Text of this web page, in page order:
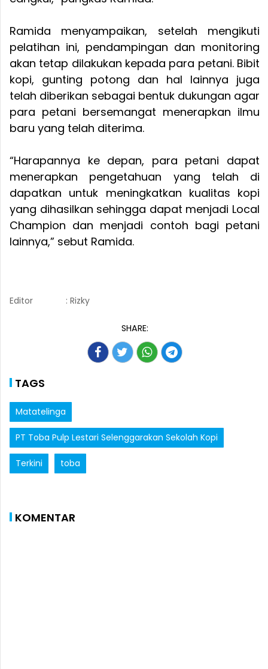
Ramida menyampaikan, setelah mengikuti
pelatihan ini, pendampingan dan monitoring
akan tetap dilakukan kepada para petani. Bibit
kopi, gunting potong dan hal lainnya juga
telah diberikan sebagai bentuk dukungan agar
para petani bersemangat menerapkan ilmu
baru yang telah diterima.
“Harapannya ke depan, para petani dapat
menerapkan pengetahuan yang telah di
dapatkan untuk meningkatkan kualitas kopi
yang dihasilkan sehingga dapat menjadi Local
Champion dan menjadi contoh bagi petani
lainnya,” sebut Ramida.
Editor : Rizky
SHARE:
TAGS
Matatelinga
PT Toba Pulp Lestari Selenggarakan Sekolah Kopi
Terkini toba
KOMENTAR